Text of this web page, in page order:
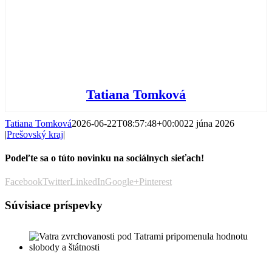
Tatiana Tomková
Tatiana Tomková2026-06-22T08:57:48+00:0022 júna 2026
|Prešovský kraj|
Podeľte sa o túto novinku na sociálnych sieťach!
FacebookTwitterLinkedInGoogle+Pinterest
Súvisiace príspevky